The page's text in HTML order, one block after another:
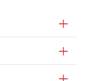
要望が高まる「女